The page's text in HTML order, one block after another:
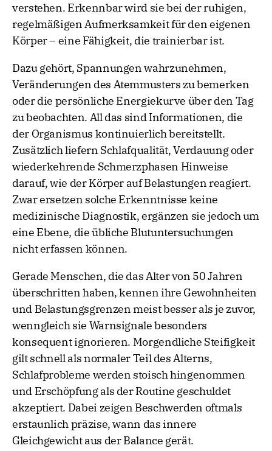
verstehen. Erkennbar wird sie bei der ruhigen,
regelmäßigen Aufmerksamkeit für den eigenen
Körper – eine Fähigkeit, die trainierbar ist.
Dazu gehört, Spannungen wahrzunehmen,
Veränderungen des Atemmusters zu bemerken
oder die persönliche Energiekurve über den Tag
zu beobachten. All das sind Informationen, die
der Organismus kontinuierlich bereitstellt.
Zusätzlich liefern Schlafqualität, Verdauung oder
wiederkehrende Schmerzphasen Hinweise
darauf, wie der Körper auf Belastungen reagiert.
Zwar ersetzen solche Erkenntnisse keine
medizinische Diagnostik, ergänzen sie jedoch um
eine Ebene, die übliche Blutuntersuchungen
nicht erfassen können.
Gerade Menschen, die das Alter von 50 Jahren
überschritten haben, kennen ihre Gewohnheiten
und Belastungsgrenzen meist besser als je zuvor,
wenngleich sie Warnsignale besonders
konsequent ignorieren. Morgendliche Steifigkeit
gilt schnell als normaler Teil des Alterns,
Schlafprobleme werden stoisch hingenommen
und Erschöpfung als der Routine geschuldet
akzeptiert. Dabei zeigen Beschwerden oftmals
erstaunlich präzise, wann das innere
Gleichgewicht aus der Balance gerät.